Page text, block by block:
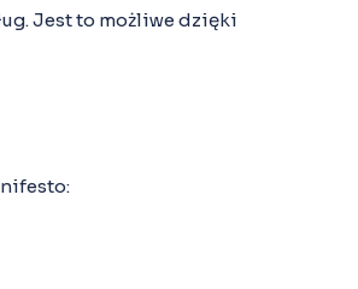
Jest to możliwe dzięki